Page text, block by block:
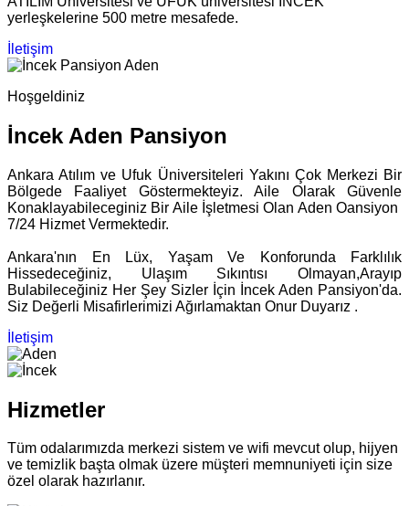
yerleşkelerine 500 metre mesafede.
İletişim
Hoşgeldiniz
İncek Aden Pansiyon
Ankara Atılım ve Ufuk Üniversiteleri Yakını Çok Merkezi Bir
Bölgede Faaliyet Göstermekteyiz. Aile Olarak Güvenle
Konaklayabileceginiz Bir Aile İşletmesi Olan Aden Oansiyon
7/24 Hizmet Vermektedir.
Ankara'nın En Lüx, Yaşam Ve Konforunda Farklılık
Hissedeceğiniz, Ulaşım Sıkıntısı Olmayan,Arayıp
Bulabileceğiniz Her Şey Sizler İçin İncek Aden Pansiyon'da.
Siz Değerli Misafirlerimizi Ağırlamaktan Onur Duyarız .
İletişim
Hizmetler
Tüm odalarımızda merkezi sistem ve wifi mevcut olup, hijyen
ve temizlik başta olmak üzere müşteri memnuniyeti için size
özel olarak hazırlanır.